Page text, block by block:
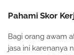
Pahami Skor
Bagi orang awam
jasa ini karenanya